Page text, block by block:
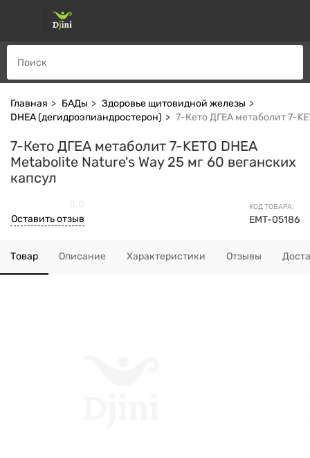
Главная БАДы
Здоровье щитовидной железы
DHEA (дегидроэпиандростерон)
7-Кето ДГЕА метаболит 7-
7-Кето ДГЕА метаболит 7-KETO DHEA
Metabolite Nature's Way 25 мг 60 веганских
капсул
КОД ТОВАРА:
EMT-05186
Оставить отзыв
Товар Описание Характеристики Отзывы